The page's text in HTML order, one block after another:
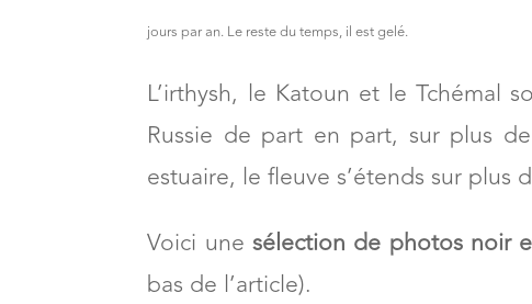
jours par an. Le reste du temps, il est gelé.
L’irthysh, le Katoun et le Tchémal
Russie de part en part, sur plus
estuaire, le fleuve s’étends sur plus
Voici unesélection de photos noir
bas de l’article).